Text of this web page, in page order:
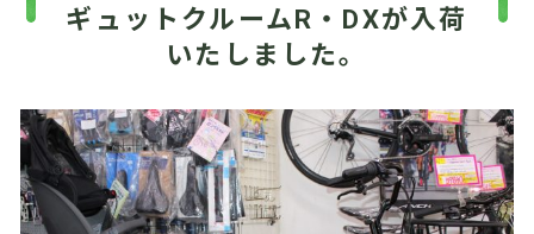
ギュットクルームR・DXが入荷
いたしました。